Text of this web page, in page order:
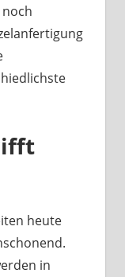
heute
in